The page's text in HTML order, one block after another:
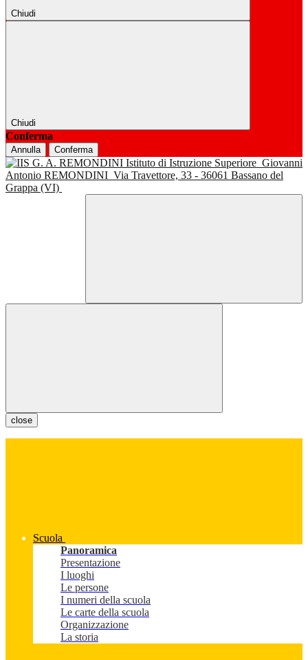
Chiudi
Chiudi
Conferma
Annulla Conferma
Istituto di Istruzione Superiore Giovanni
Antonio REMONDINI Via Travettore, 33 - 36061 Bassano del
Grappa (VI)
close
Scuola
Panoramica
Presentazione
I luoghi
Le persone
I numeri della scuola
Le carte della scuola
Organizzazione
La storia